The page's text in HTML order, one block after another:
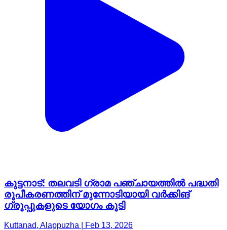
കുട്ടനാട്: തലവടി ഗ്രാമ പഞ്ചായത്തിൽ പദ്ധതി
രൂപീകരണത്തിന് മുന്നോടിയായി വർക്കിങ്
ഗ്രൂപ്പുകളുടെ യോഗം കൂടി
Kuttanad, Alappuzha | Feb 13, 2026